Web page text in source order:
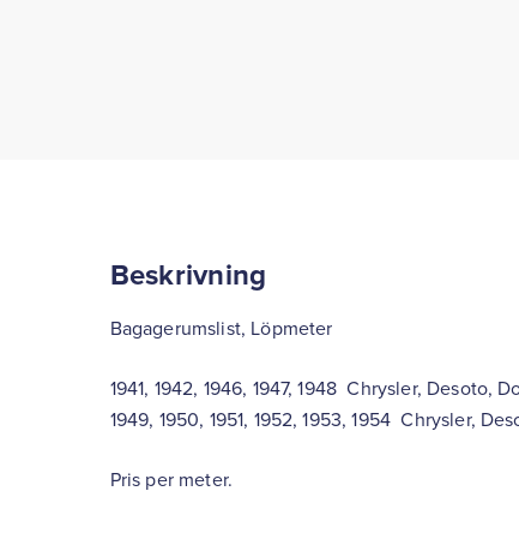
Beskrivning
Bagagerumslist, Löpmeter
1941, 1942, 1946, 1947, 1948 Chrysler, Desoto,
1949, 1950, 1951, 1952, 1953, 1954 Chrysler,
Pris per meter.